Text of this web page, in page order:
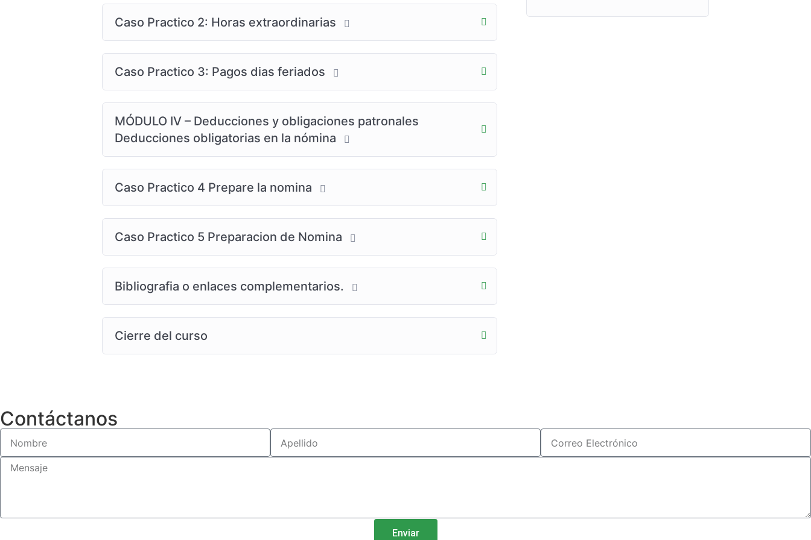
Curso organizado por: Instituto CELUZ
Venezuela
Caso Practico 2: Horas extraordinarias
Caso Practico 3: Pagos dias feriados
MÓDULO IV – Deducciones y obligaciones patronales
Deducciones obligatorias en la nómina
Caso Practico 4 Prepare la nomina
Caso Practico 5 Preparacion de Nomina
Bibliografia o enlaces complementarios.
Cierre del curso
Contáctanos
Enviar